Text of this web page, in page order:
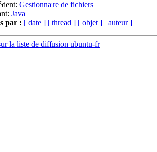
Gestionnaire de fichiers
Java
par : [ date ] [ thread ] [ objet ] [ auteur ]
la liste de diffusion ubuntu-fr